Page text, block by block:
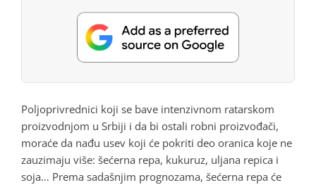
Poljoprivrednici koji se bave intenzivnom ratarskom
proizvodnjom u Srbiji i da bi ostali robni proizvođači,
moraće da nađu usev koji će pokriti deo oranica koje ne
zauzimaju više: šećerna repa, kukuruz, uljana repica i
soja… Prema sadašnjim prognozama, šećerna repa će